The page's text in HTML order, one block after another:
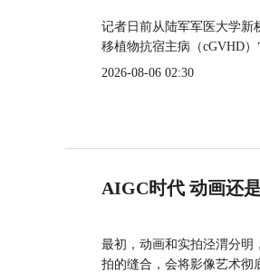
记者日前从陆军军医大学新
移植物抗宿主病（cGVHD）
2026-08-06 02:30
AIGC时代 动画还
最初，动画和实拍泾渭分明
拍的缝合，会将影像艺术彻